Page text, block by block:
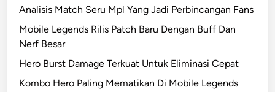
Analisis Match Seru Mpl Yang Jadi Perbincangan Fans
Mobile Legends Rilis Patch Baru Dengan Buff Dan
Nerf Besar
Hero Burst Damage Terkuat Untuk Eliminasi Cepat
Kombo Hero Paling Mematikan Di Mobile Legends